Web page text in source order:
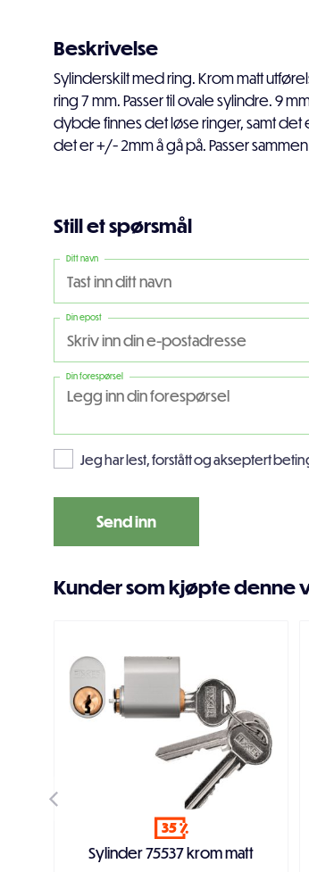
Beskrivelse
Sylinderskilt med ring. Krom matt
ring 7 mm. Passer til ovale sylindre. 9
dybde finnes det løse ringer, samt det
det er +/- 2mm å gå på. Passer
Still et spørsmål
Ditt navn
Din epost
Din forespørsel
Jeg har lest, forstått og akseptert
Kunder som kjøpte denne
35
Sylinder 75537 krom matt